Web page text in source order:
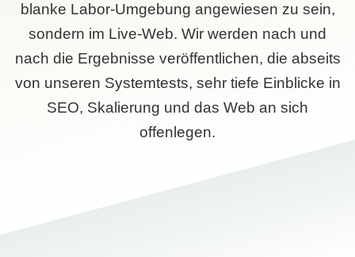
blanke Labor-Umgebung angewiesen zu sein,
sondern im Live-Web. Wir werden nach und
nach die Ergebnisse veröffentlichen, die abseits
von unseren Systemtests, sehr tiefe Einblicke in
SEO, Skalierung und das Web an sich
offenlegen.